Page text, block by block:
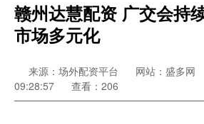
赣州达慧配资 广交会持
市场多元化
来源：场外配资平台 网站：盛多网
09:28:57
查看：206